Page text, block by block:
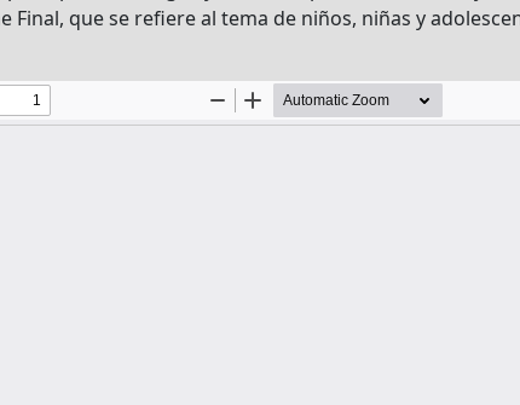
Final, que se refiere al tema de niños, niñas y